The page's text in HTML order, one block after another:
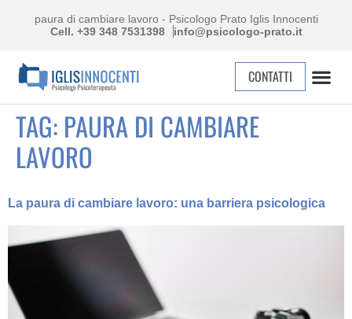
paura di cambiare lavoro - Psicologo Prato Iglis Innocenti
Cell. +39 348 7531398
info@psicologo-prato.it
CONTATTI
TAG: PAURA DI CAMBIARE
LAVORO
La paura di cambiare lavoro: una barriera psicologica